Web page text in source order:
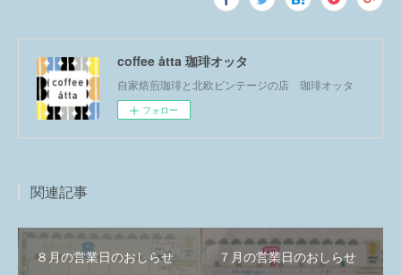
coffee åtta 珈琲オッタ
自家焙煎珈琲と北欧ビンテージの店 珈琲オッタ
フォロー
関連記事
８月の営業日のおしらせ ７月の営業日のおしらせ